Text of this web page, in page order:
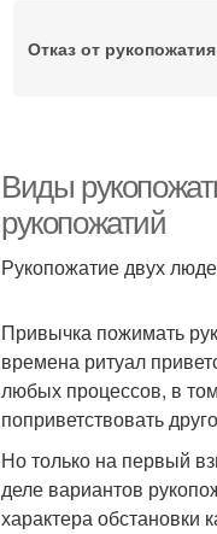
Отказ от рукопожатия
Виды
рукопожатий
Рукопожатие двух
Привычка пожимать
времена ритуал
любых процессов, в
поприветствовать
Но только на первый
деле вариантов
характера обстановки